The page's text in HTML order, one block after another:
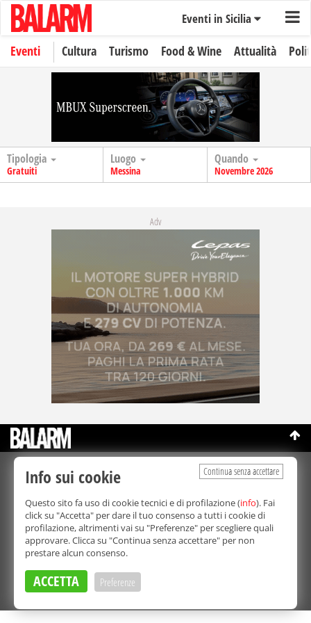
Eventi in Sicilia
Eventi Cultura Turismo Food & Wine Attualità
Tipologia
Gratuiti
Luogo
Messina
Quando
Novembre 2026
Adv
©Copyright 2003-2026
Bmedia Srl
La riproduzione totale o parziale di tutti i contenuti, in qualunque
forma, su qualsiasi supporto è proibita.
Balarm.it è una testata giornalistica registrata. Autorizzazione del
Tribunale di Palermo n° 32 del 21/10/2003
Direttore responsabile:Fabio Ricotta
Privacy e Cookie Policy
Continua senza accettare
Info sui cookie
Questo sito fa uso di cookie tecnici e di profilazione (info). Fai
click su "Accetta" per dare il tuo consenso a tutti i cookie di
profilazione, altrimenti vai su "Preferenze" per scegliere quali
approvare. Clicca su "Continua senza accettare" per non
prestare alcun consenso.
ACCETTA Preferenze